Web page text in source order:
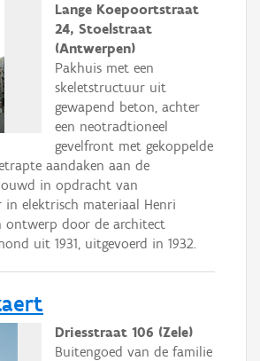
Lange Koepoortstraat
24, Stoelstraat
(Antwerpen)
Pakhuis met een
skeletstructuur uit
gewapend beton, achter
een neotradtioneel
gevelfront met gekoppelde
aandaken aan de
in opdracht van
in elektrisch materiaal Henri
ontwerp door de architect
uit 1931, uitgevoerd in 1932.
Driesstraat 106 (Zele)
Buitengoed van de familie